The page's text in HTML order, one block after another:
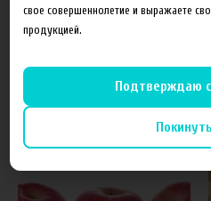
Гарантия
б/г
Похожие товары
свое совершеннолетие и выражаете
продукцией.
Подтверждаю